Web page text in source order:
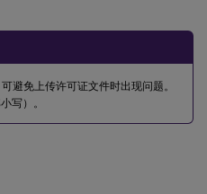
避免上传许可证文件时出现问题。
写）。